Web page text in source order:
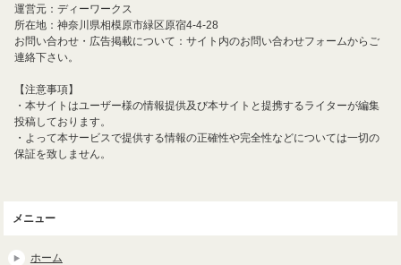
運営元：ディーワークス
所在地：神奈川県相模原市緑区原宿4-4-28
お問い合わせ・広告掲載について：サイト内のお問い合わせフォームからご
連絡下さい。
【注意事項】
・本サイトはユーザー様の情報提供及び本サイトと提携するライターが編集
投稿しております。
・よって本サービスで提供する情報の正確性や完全性などについては一切の
保証を致しません。
メニュー
ホーム